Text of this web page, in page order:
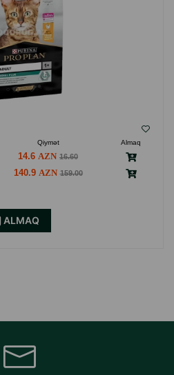
Qiymət
Almaq
14.6 16.60
140.9 159.00
ALMAQ